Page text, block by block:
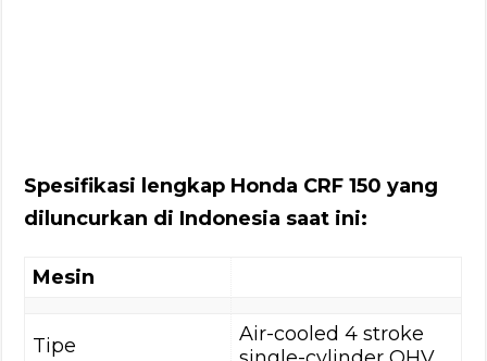
Spesifikasi lengkap Honda CRF 150 yang
diluncurkan di Indonesia saat ini:
Mesin
Tipe
Air-cooled 4 stroke